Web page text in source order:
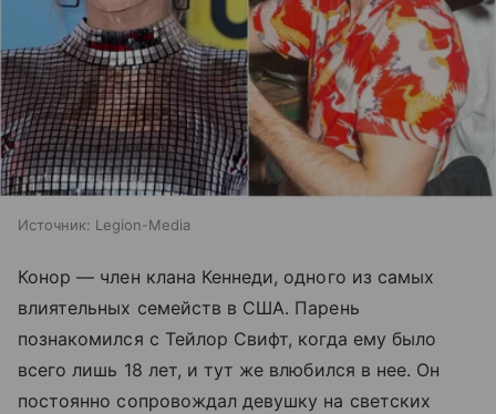
Источник: Legion-Media
Конор — член клана Кеннеди, одного из самых
влиятельных семейств в США. Парень
познакомился с Тейлор Свифт, когда ему было
всего лишь 18 лет, и тут же влюбился в нее. Он
постоянно сопровождал девушку на светских